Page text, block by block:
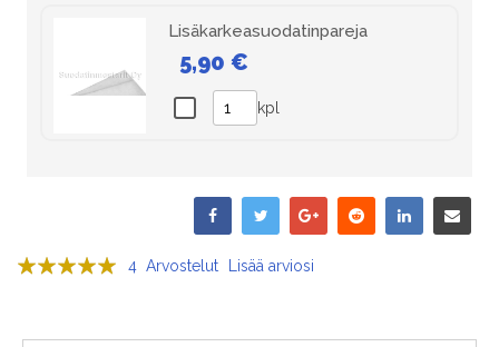
Lisäkarkeasuodatinpareja
5,90 €
kpl
Arvosana:
4 Arvostelut Lisää arviosi